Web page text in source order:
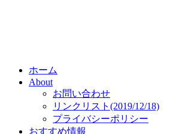
ホーム
About
お問い合わせ
リンクリスト(2019/12/18)
プライバシーポリシー
おすすめ情報